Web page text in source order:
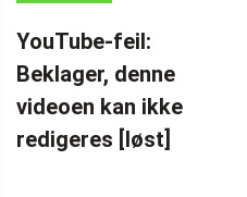
YouTube-feil:
Beklager, denne
videoen kan ikke
redigeres [løst]